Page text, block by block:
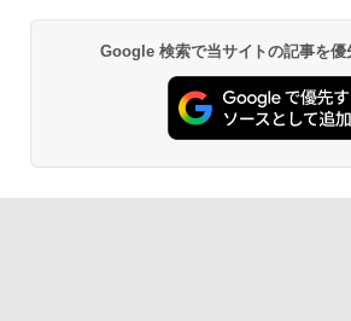
Google 検索で当サイトの記事を優